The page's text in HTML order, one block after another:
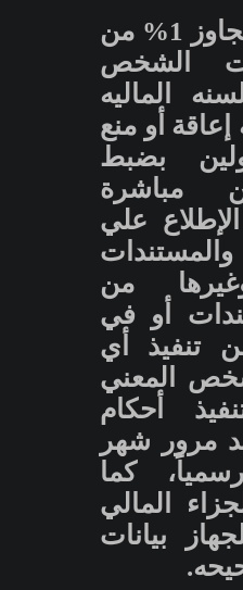
نسبه لا تتجاوز 1% من
الشخص
الماليه
أو منع
بضبط
مباشرة
علي
والمستندات
من
أو في
تنفيذ أي
المعني
أحكام
مرور شهر
كما
المالي
بيانات